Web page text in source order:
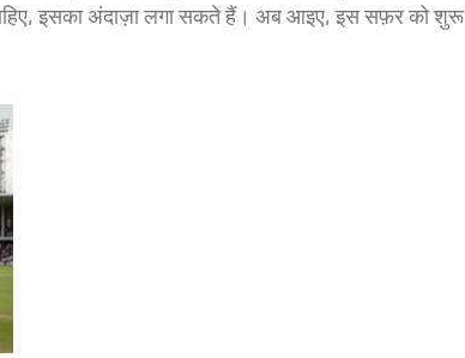
इसका अंदाज़ा लगा सकते हैं। अब आइए, इस सफ़र को शुरू